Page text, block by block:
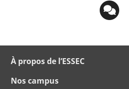
À propos de l’ESSEC
Nos campus